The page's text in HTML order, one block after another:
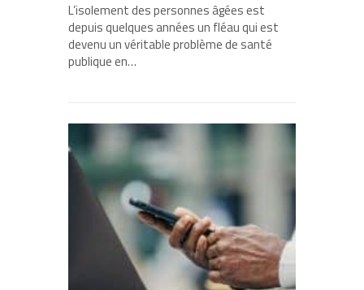
L’isolement des personnes âgées est
depuis quelques années un fléau qui est
devenu un véritable problème de santé
publique en…